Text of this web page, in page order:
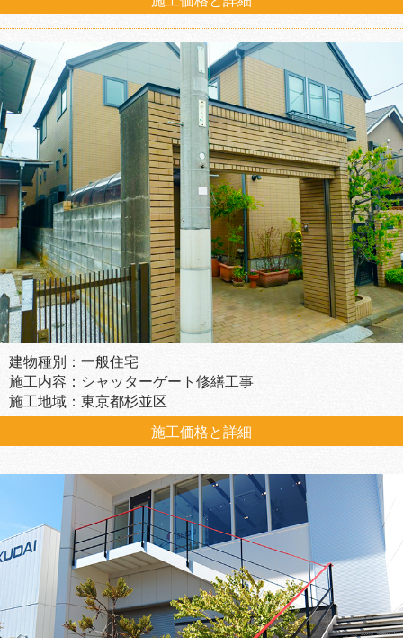
建物種別：一般住宅
施工内容：シャッターゲート修繕工事
施工地域：東京都杉並区
施工価格と詳細